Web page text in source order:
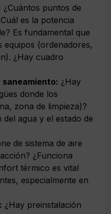
¿Cuántos puntos de
es la potencia
Es fundamental que
equipos (ordenadores,
¿Hay cuadro
saneamiento: ¿Hay
donde los
zona de limpieza)?
agua y el estado de
de sistema de aire
¿Funciona
térmico es vital
especialmente en
¿Hay preinstalación